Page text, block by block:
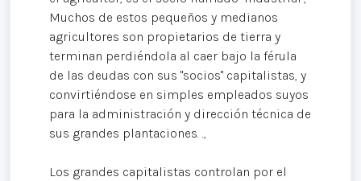
Muchos de estos pequeños y medianos
agricultores son propietarios de tierra y
terminan perdiéndola al caer bajo la férula
de las deudas con sus "socios" capitalistas, y
convirtiéndose en simples empleados suyos
para la administración y dirección técnica de
sus grandes plantaciones. .,
Los grandes capitalistas controlan por el